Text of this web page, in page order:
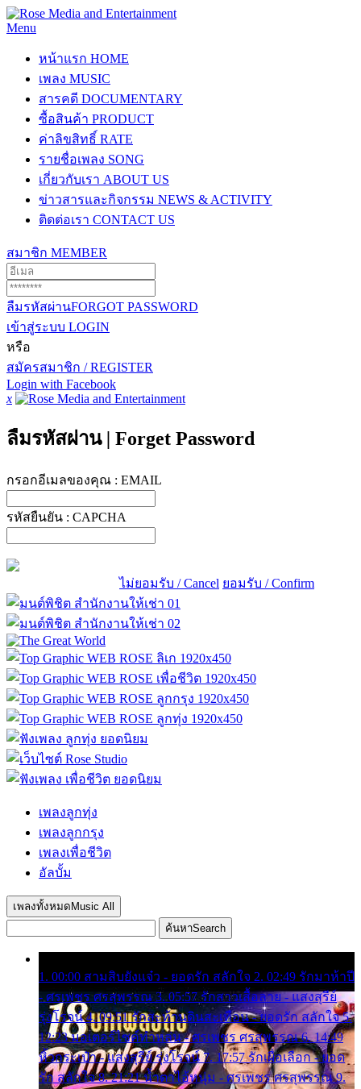
Menu
หน้าแรก HOME
เพลง MUSIC
สารคดี DOCUMENTARY
ซื้อสินค้า PRODUCT
ค่าลิขสิทธิ์ RATE
รายชื่อเพลง SONG
เกี่ยวกับเรา ABOUT US
ข่าวสารและกิจกรรม NEWS & ACTIVITY
ติดต่อเรา CONTACT US
สมาชิก MEMBER
ลืมรหัสผ่านFORGOT PASSWORD
เข้าสู่ระบบ LOGIN
หรือ
สมัครสมาชิก / REGISTER
Login with Facebook
x
ลืมรหัสผ่าน | Forget Password
กรอกอีเมลของคุณ : EMAIL
รหัสยืนยัน : CAPCHA
ไม่ยอมรับ / Cancel ยอมรับ / Confirm
เพลงลูกทุ่ง
เพลงลูกกรุง
เพลงเพื่อชีวิต
อัลบั้ม
เพลงทั้งหมด Music All
ค้นหาSearch
1. 00:00 สามสิบยังแจ๋ว - ยอดรัก สลักใจ 2. 02:49 รักมาห้าปี
- ศรเพชร ศรสุพรรณ 3. 05:57 รักสาวเสื้อลาย - แสงสุรีย์
รุ่งโรจน์ 4. 09:51 รักสะท้านดินสะเทือน - ยอดรัก สลักใจ 5.
12:23 มอเตอร์ไซค์ทำหล่น - ศรเพชร ศรสุพรรณ 6. 14:49
หิ้วกระเป๋า - แสงสุรีย์ รุ่งโรจน์ 7. 17:57 รักเผื่อเลือก - ยอด
รัก สลักใจ 8. 21:21 น้ำตาไอ้หนุ่ม - ศรเพชร ศรสุพรรณ 9.